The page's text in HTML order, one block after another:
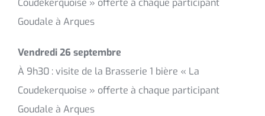
Goudale à Arques
Vendredi 26 septembre
À 9h30 : visite de la Brasserie 1 bière « La
Coudekerquoise » offerte à chaque participant
Goudale à Arques